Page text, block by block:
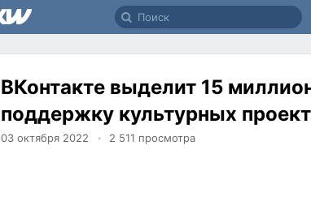
ВКонтакте выделит 15
поддержку культурных
03 октября 2022 2 511 просмотра